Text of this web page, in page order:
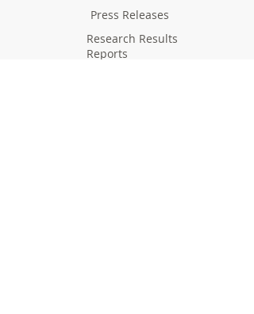
Press Releases
Research Results
Reports